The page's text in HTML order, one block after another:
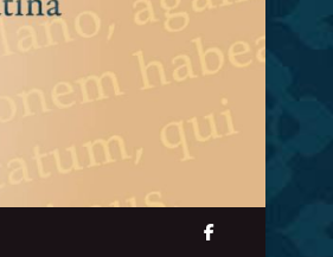
facebook